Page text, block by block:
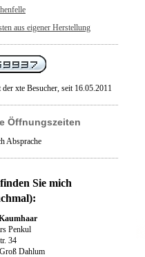
aus eigener Herstellung
xte Besucher, seit 16.05.2011
Öffnungszeiten
Absprache
Sie mich
Penkul
34
Dahlum